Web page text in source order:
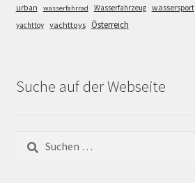
urban wasserfahrrad Wasserfahrzeug wassersport
yachttoy yachttoys Österreich
Suche auf der Webseite
Suchen
nach: